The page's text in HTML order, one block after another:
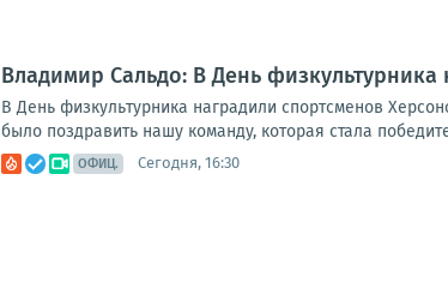
Владимир Сальдо: В День
В День физкультурника наградили спортсменов
было поздравить нашу команду, которая стала
ОФИЦ. Сегодня, 16:30